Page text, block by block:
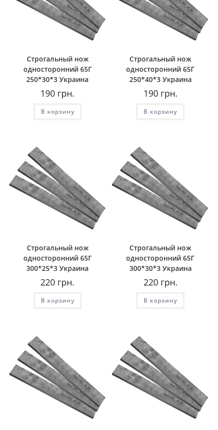
Строгальный нож
односторонний 65Г
250*30*3 Украина
190 грн.
В корзину
Строгальный нож
односторонний 65Г
250*40*3 Украина
190грн.
В корзину
Строгальный нож
односторонний 65Г
300*25*3 Украина
220 грн.
В корзину
Строгальный нож
односторонний 65Г
300*30*3 Украина
220грн.
В корзину